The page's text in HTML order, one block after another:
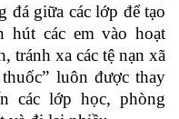
đágiữa các lớp để tạo
hút các em vào hoạt
tránh xa các tệ nạn xã
luôn được thay
các lớp học, phòng